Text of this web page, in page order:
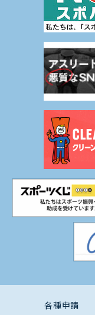
各種申請